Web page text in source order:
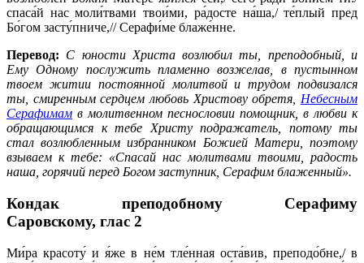
спаса́й нас моли́твами твои́ми, ра́досте на́ша,/ те́плый пред
Бо́гом засту́пниче,// Серафи́ме блаже́нне.
Перевод: С юности Христа возлюбил ты, преподобный, и
Ему Одному послужить пламенно возжелав, в пустынном
твоем житии постоянной молитвой и трудом подвизался
ты, смиренным сердцем любовь Христову обретя,
Небесным
Серафимам в молитвенном песнословии помощник, в любви к
обращающимся к тебе Христу подражатель, потому ты
стал возлюбленным избранником Божией Матери, поэтому
взываем к тебе: «Спасай нас молитвами твоими, радость
наша, горячий перед Богом заступник, Серафим блаженный».
Кондак преподобному Серафиму
Саровскому, глас 2
Ми́ра красоту́ и я́же в не́м тле́нная оста́вив, преподо́бне,/ в